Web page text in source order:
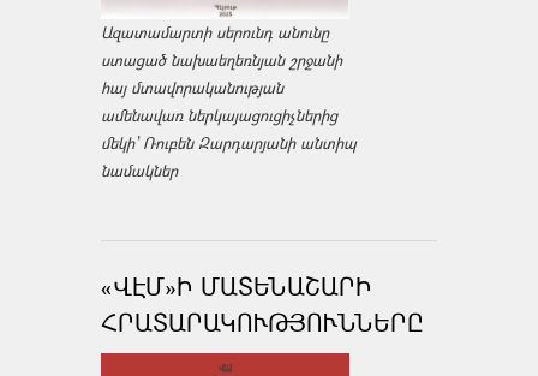
Ազատամարտի սերունդ անունը
ստացած նախաեղեռնյան շրջանի
հայ մտավորականության
ամենավառ ներկայացուցիչներից
մեկի՝ Ռուբեն Զարդարյանի անտիպ
նամակներ
«ՎԷՄ»Ի ՄԱՏԵՆԱՇԱՐԻ
ՀՐԱՏԱՐԱԿՈՒԹՅՈՒՆՆԵՐԸ